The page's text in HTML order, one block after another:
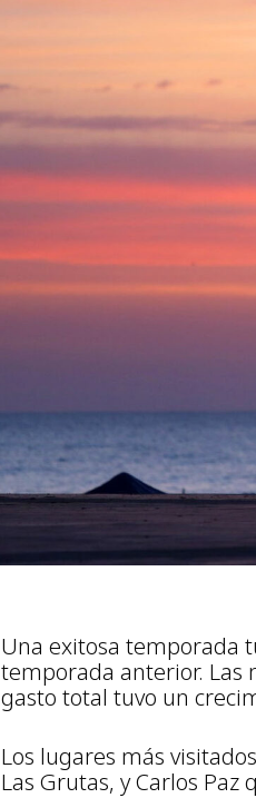
Una exitosa temporada
temporada anterior. Las
gasto total tuvo un
Los lugares más
Las Grutas, y Carlos